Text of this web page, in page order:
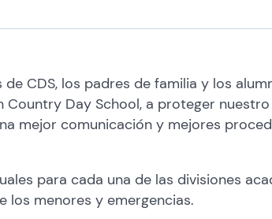
CDS, los padres de familia y los
Country Day School, a proteger
mejor comunicación y mejores
para cada una de las divisiones
los menores y emergencias.